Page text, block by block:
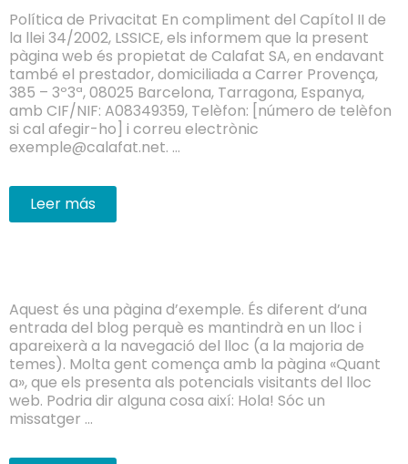
Política de Privacitat En compliment del Capítol II de
la llei 34/2002, LSSICE, els informem que la present
pàgina web és propietat de Calafat SA, en endavant
també el prestador, domiciliada a Carrer Provença,
385 – 3º3ª, 08025 Barcelona, Tarragona, Espanya,
amb CIF/NIF: A08349359, Telèfon: [número de telèfon
si cal afegir-ho] i correu electrònic
exemple@calafat.net. …
Leer más
Aquest és una pàgina d’exemple. És diferent d’una
entrada del blog perquè es mantindrà en un lloc i
apareixerà a la navegació del lloc (a la majoria de
temes). Molta gent comença amb la pàgina «Quant
a», que els presenta als potencials visitants del lloc
web. Podria dir alguna cosa així: Hola! Sóc un
missatger …